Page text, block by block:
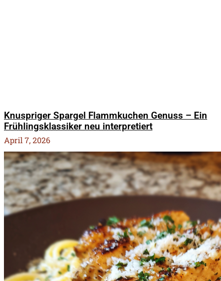
Knuspriger Spargel Flammkuchen Genuss – Ein
Frühlingsklassiker neu interpretiert
April 7, 2026